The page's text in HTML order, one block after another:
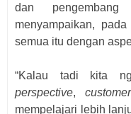
dan
menyampaikan,
semua itu dengan
“Kalau tadi kita
perspective,
mempelajari lebih